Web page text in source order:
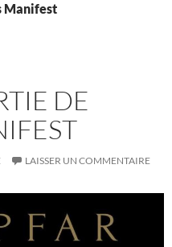
Manifest
DE
LAISSER UN COMMENTAIRE